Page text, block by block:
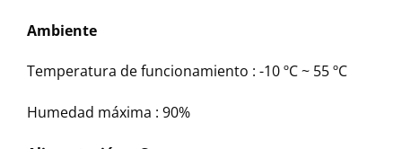
Ambiente
Temperatura de funcionamiento : -10 ºC ~ 55 ºC
Humedad máxima : 90%